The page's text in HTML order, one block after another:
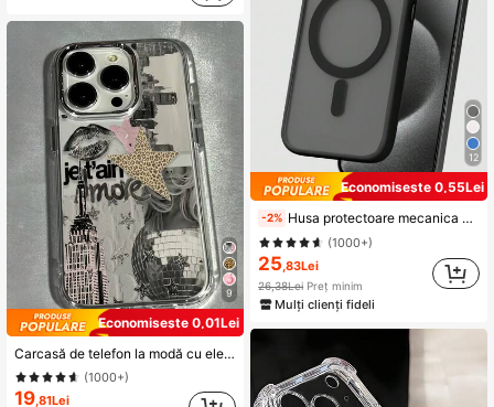
9
Economisește 0,01Lei
Carcasă de telefon la modă cu elemente de colaj din aliaj, element Lips, ramă metalică vintage, 1 buc. Carcasă de telefon transparentă personalizată, model de colaj cu puzzle-uri de frumusețe englezești, cu stele și elemente de glob disco, compatibilă cu 16 Pro Max, 17/16/15/14 Plus, 13/12/11, cadou de aniversare cu arc pneumatic, sărbătoare de ziua de naștere
(1000+)
19,81Lei
12
Economisește 0,55Lei
-2% Husa protectoare mecanica Koolife compatibila cu Apple Phone 17proMax, suporta incarcarea wireless magnetica, senzatie tactila la presiune, aspect vizual misterios cu nisip lustruit, combinatie anti-alunecare din doua materiale, material PC+TPU, compatibila cu 18pro/18pro Max/17ProMax/17/Apple 17Pro/Apple 17Air/16/16pro/16plus/16promax/Iphone11/11pro/11promax/12/12pro/12 Promax/13/13pro/13promax/14/14plus/14pr
(1000+)
25,83Lei
26,38Lei Preț minim
Mulți clienți fideli